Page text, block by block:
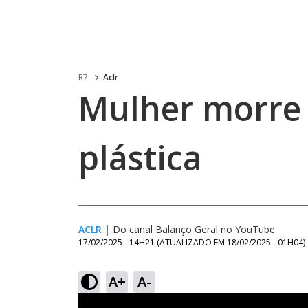
R7 Aclr
Mulher
plástica
ACLR | Do canal Balanço Geral no YouTube
17/02/2025 - 14H21 (ATUALIZADO EM 18/02/2025 - 01H04)
A+ A-